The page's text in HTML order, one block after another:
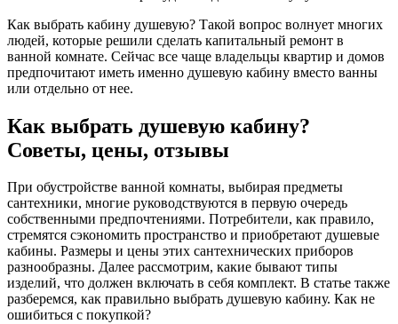
Как выбрать кабину душевую? Такой вопрос волнует многих
людей, которые решили сделать капитальный ремонт в
ванной комнате. Сейчас все чаще владельцы квартир и домов
предпочитают иметь именно душевую кабину вместо ванны
или отдельно от нее.
Как выбрать душевую кабину?
Советы, цены, отзывы
При обустройстве ванной комнаты, выбирая предметы
сантехники, многие руководствуются в первую очередь
собственными предпочтениями. Потребители, как правило,
стремятся сэкономить пространство и приобретают душевые
кабины. Размеры и цены этих сантехнических приборов
разнообразны. Далее рассмотрим, какие бывают типы
изделий, что должен включать в себя комплект. В статье также
разберемся, как правильно выбрать душевую кабину. Как не
ошибиться с покупкой?